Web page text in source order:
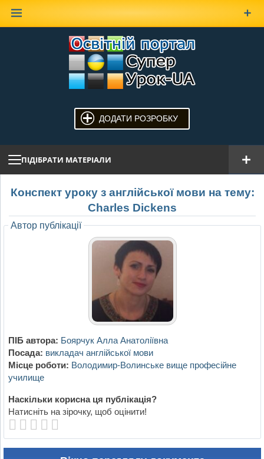
ДОДАТИ РОЗРОБКУ
ПІДІБРАТИ МАТЕРІАЛИ
Конспект уроку з англійської мови на тему:
Charles Dickens
Автор публікації
ПІБ автора: Боярчук Алла Анатоліївна
Посада: викладач англійської мови
Місце роботи: Володимир-Волинське вище професійне
училище
Наскільки корисна ця публікація?
Натисніть на зірочку, щоб оцінити!